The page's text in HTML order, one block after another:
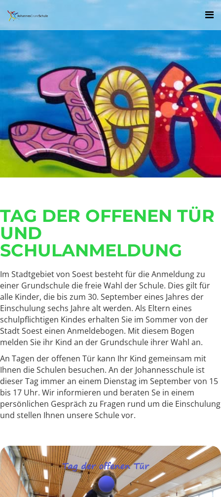
TAG DER OFFENEN TÜR
UND
SCHULANMELDUNG
Im Stadtgebiet von Soest besteht für die Anmeldung zu
einer Grundschule die freie Wahl der Schule. Dies gilt für
alle Kinder, die bis zum 30. September eines Jahres der
Einschulung sechs Jahre alt werden. Als Eltern eines
schulpflichtigen Kindes erhalten Sie im Sommer von der
Stadt Soest einen Anmeldebogen. Mit diesem Bogen
melden Sie ihr Kind an der Grundschule ihrer Wahl an.
An Tagen der offenen Tür kann Ihr Kind gemeinsam mit
Ihnen die Schulen besuchen. An der Johannesschule ist
dieser Tag immer an einem Dienstag im September von 15
bis 17 Uhr. Wir informieren und beraten Se in einem
persönlichen Gespräch zu Fragen rund um die Einschulung
und stellen Ihnen unsere Schule vor.